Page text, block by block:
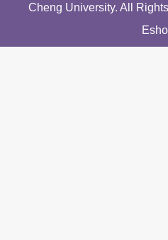
Cheng University. All